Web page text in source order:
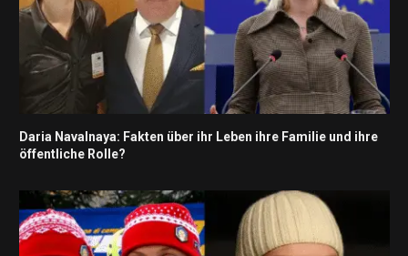
Daria Navalnaya: Fakten über ihr Leben ihre Familie und ihre
öffentliche Rolle?